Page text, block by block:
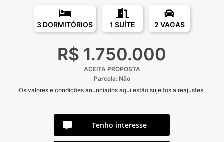
3 DORMITÓRIOS 1 SUÍTE 2 VAGAS
R$ 1.750.000
ACEITA PROPOSTA
Parcela: Não
Os valores e condições anunciados aqui estão sujeitos a reajustes.
Tenho interesse